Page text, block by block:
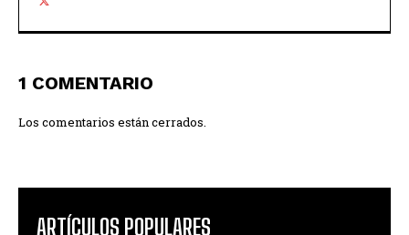
1 COMENTARIO
Los comentarios están cerrados.
ARTÍCULOS POPULARES